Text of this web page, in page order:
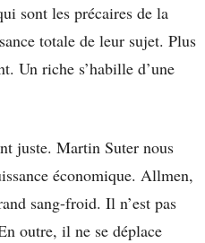
sont les précaires de la
totale de leur sujet. Plus
Un riche s’habille d’une
juste. Martin Suter nous
économique. Allmen,
sang-froid. Il n’est pas
outre, il ne se déplace